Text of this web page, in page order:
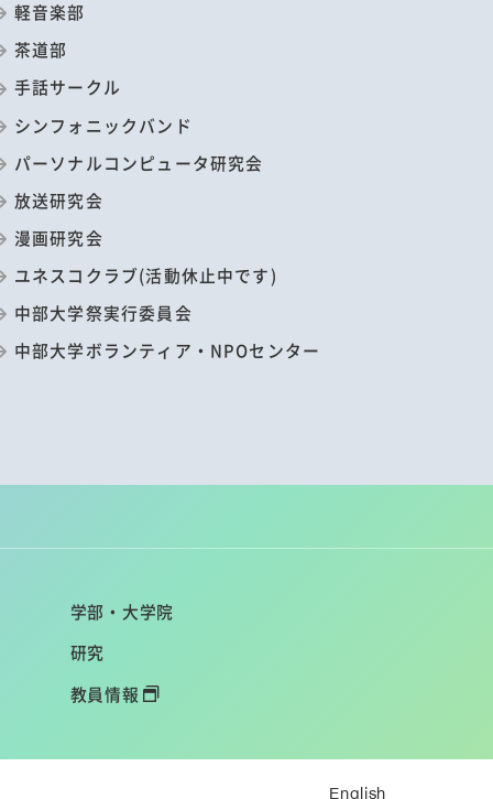
軽音楽部
茶道部
手話サークル
シンフォニックバンド
パーソナルコンピュータ研究会
放送研究会
漫画研究会
ユネスコクラブ(活動休止中です)
中部大学祭実行委員会
中部大学ボランティア・NPOセンター
学部・大学院
研究
教員情報
English